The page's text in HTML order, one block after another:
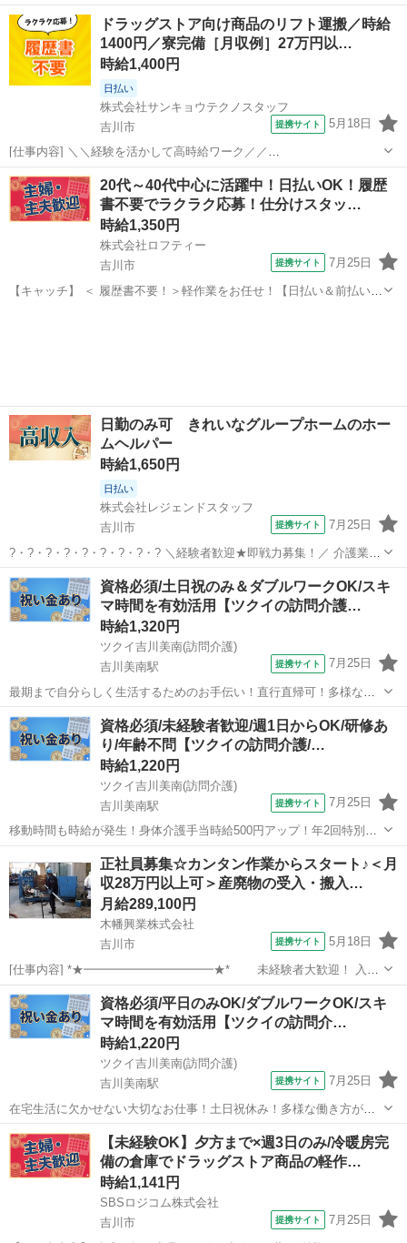
士資格をお持ちの方(幼稚園教諭はなくても可能) ◆ 吉川駅から徒歩5
分 ◆ 車通勤かのう(月／216円) ◆ 17：30まで勤務可能な方(6時間
～8時...
埼玉 吉川市 保育士
ドラッグストア向け商品のリフト運搬／時給
1400円／寮完備［月収例］27万円以…
時給1,400円
日払い
株式会社サンキョウテクノスタッフ
吉川市
提携サイト 5月18日
[仕事内容] ＼＼経験を活かして高時給ワーク／／
━━━━━━━━━━━━━━━━━ ◎日勤のみで生活リズムが整
う！ ◎高時給で月収27万円以上可能！ ◎週休二日制で休みもしっかり
確保！ ◎寮あり！新生活を即スタート！ ◎既...
埼玉 吉川市 工場
20代～40代中心に活躍中！日払いOK！履歴
書不要でラクラク応募！仕分けスタッ…
時給1,350円
株式会社ロフティー
吉川市
提携サイト 7月25日
【キャッチ】 ＜ 履歴書不要！＞軽作業をお任せ！【日払い＆前払いあ
日勤のみ可 きれいなグループホームのホー
ムヘルパー
時給1,650円
日払い
株式会社レジェンドスタッフ
吉川市
提携サイト 7月25日
?・?・?・?・?・?・?・?・? ＼経験者歓迎★即戦力募集！／ 介護業務
をお任せします！ ?・?・?・?・?・?・?・?・? ＜POINT１＞ ◆希望
に合わせた働き方が可能！ ◎週2日～OK ◎平日のみ・曜日固定OK
◎...
埼玉 吉川市 介護
資格必須/土日祝のみ＆ダブルワークOK/スキ
マ時間を有効活用【ツクイの訪問介護…
時給1,320円
ツクイ吉川美南(訪問介護)
吉川美南駅
提携サイト 7月25日
最期まで自分らしく生活するためのお手伝い！直行直帰可！多様な働
き方が可能◎訪問介護で自分らしく働きませんか？ ★☆ 働きやすいメ
リット多数 ★☆ ＼＼サービス・職種の魅力／／ 自分のライフスタイ
ルに合わせて、都合の良い時...
埼玉 吉川市 吉川美南駅 介護
資格必須/未経験者歓迎/週1日からOK/研修あ
り/年齢不問【ツクイの訪問介護/…
時給1,220円
ツクイ吉川美南(訪問介護)
吉川美南駅
提携サイト 7月25日
移動時間も時給が発生！身体介護手当時給500円アップ！年2回特別手
当あり！働くあなたをサポートします◎ ★☆ 働きやすいメリット多数
★☆ ＼＼サービス・職種の魅力／／ 自分のライフスタイルに合わせ
て、都合の良い時間に働...
吉川市 吉川美南駅 介護
正社員募集☆カンタン作業からスタート♪＜月
収28万円以上可＞産廃物の受入・搬入…
月給289,100円
木幡興業株式会社
吉川市
提携サイト 5月18日
[仕事内容] *★━━━━━━━━━━━★* 未経験者大歓迎！ 入社
後にフォークリフト資格取得可能♪ *★━━━━━━━━━━━★*
【仕事内容】 ・産廃物の受け入れ・搬入 （ドラム缶に入ったものをフ
ォークリフトでおろ...
埼玉 吉川市 工場
資格必須/平日のみOK/ダブルワークOK/スキ
マ時間を有効活用【ツクイの訪問介…
時給1,220円
ツクイ吉川美南(訪問介護)
吉川美南駅
提携サイト 7月25日
在宅生活に欠かせない大切なお仕事！土日祝休み！多様な働き方が可
能◎訪問介護で自分らしく働きませんか？ ★☆ 働きやすいメリット多
数 ★☆ ＼＼サービス・職種の魅力／／ 自分のライフスタイルに合わ
せて、都合の良い時間に働く...
埼玉 吉川市 吉川美南駅 介護
【未経験OK】夕方まで×週3日のみ/冷暖房完
備の倉庫でドラッグストア商品の軽作…
時給1,141円
SBSロジコム株式会社
吉川市
提携サイト 7月25日